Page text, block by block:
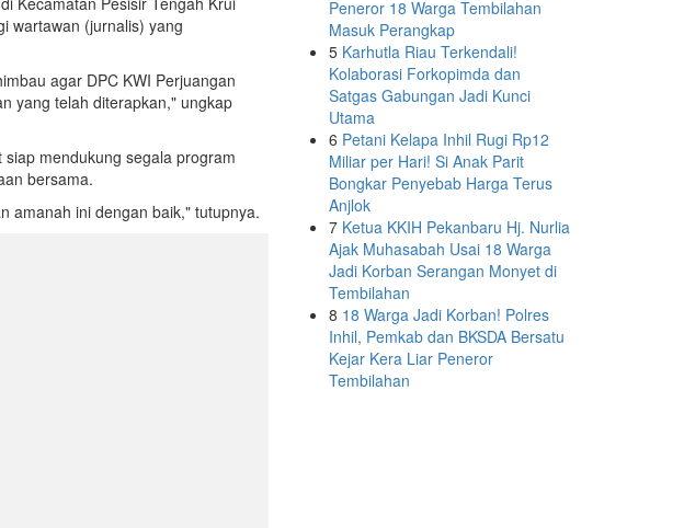
wartawan (jurnalis) yang
agar DPC KWI Perjuangan
yang telah diterapkan," ungkap
mendukung segala program
bersama.
amanah ini dengan baik," tutupnya.
Peneror 18 Warga Tembilahan
Masuk Perangkap
5 Karhutla Riau Terkendali!
Kolaborasi Forkopimda dan
Satgas Gabungan Jadi Kunci
Utama
6 Petani Kelapa Inhil Rugi Rp12
Miliar per Hari! Si Anak Parit
Bongkar Penyebab Harga Terus
Anjlok
7 Ketua KKIH Pekanbaru Hj. Nurlia
Ajak Muhasabah Usai 18 Warga
Jadi Korban Serangan Monyet di
Tembilahan
8 18 Warga Jadi Korban! Polres
Inhil, Pemkab dan BKSDA Bersatu
Kejar Kera Liar Peneror
Tembilahan